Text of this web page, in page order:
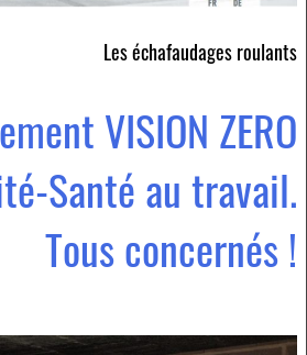
Les échafaudages roulants
VISION ZERO
Santé au travail.
Tous concernés !